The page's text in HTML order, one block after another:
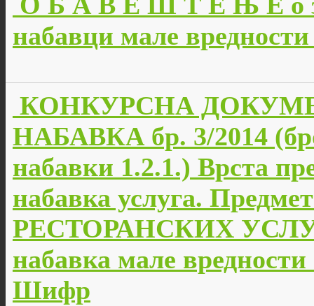
набавци мале
КОНКУРСНА
НАБАВКА бр. 3/2014
набавки 1.2.1.) Врста
набавка услуга.
РЕСТОРАНСКИХ
набавка мале
Шифр